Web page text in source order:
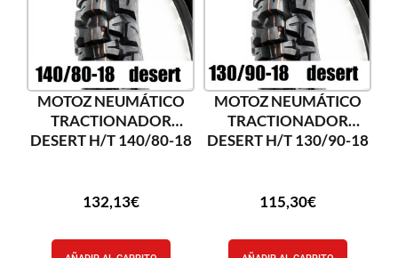
MOTOZ NEUMÁTICO
TRACTIONADOR
DESERT H/T 140/80-18
132,13€
MOTOZ NEUMÁTICO
TRACTIONADOR
DESERT H/T 130/90-18
115,30€